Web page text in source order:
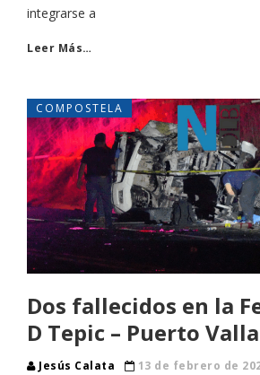
integrarse a
Leer Más…
COMPOSTELA
Dos fallecidos en la
D Tepic – Puerto
Jesús Calata
13 de febrero de